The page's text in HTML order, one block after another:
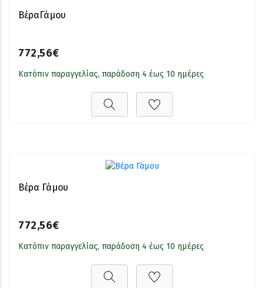
ΒέραΓάμου
772,56€
Κατόπιν παραγγελίας, παράδοση 4 έως 10 ημέρες
Βέρα Γάμου
772,56€
Κατόπιν παραγγελίας, παράδοση 4 έως 10 ημέρες